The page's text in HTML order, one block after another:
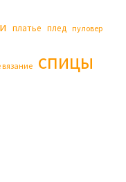
платье плед пуловер
вязание спицы